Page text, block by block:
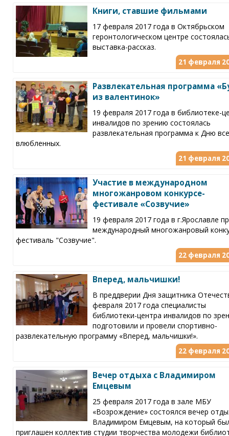
Книги, ставшие фильмами
17 февраля 2017 года в Октябрьском
геронтологическом центре
выставка-рассказ.
21 февраля
Развлекательная программа
из валентинок»
19 февраля 2017 года в библиотеке-
инвалидов по зрению состоялась
развлекательная программа к Дню
влюбленных.
21 февраля
Участие в международном
многожанровом конкурсе-
фестивале «Созвучие»
19 февраля 2017 года в г.Ярославле
международный многожанровый
фестиваль "Созвучие".
22 февраля
Вперед, мальчишки!
В преддверии Дня защитника
февраля 2017 года специалисты
библиотеки-центра инвалидов по
подготовили и провели спортивно-
развлекательную программу «Вперед, мальчишки!».
22 февраля
Вечер отдыха с Владимиром
Емцевым
25 февраля 2017 года в зале МБУ
«Возрождение» состоялся вечер
Владимиром Емцевым, на который
приглашен коллектив студии творчества молодежи